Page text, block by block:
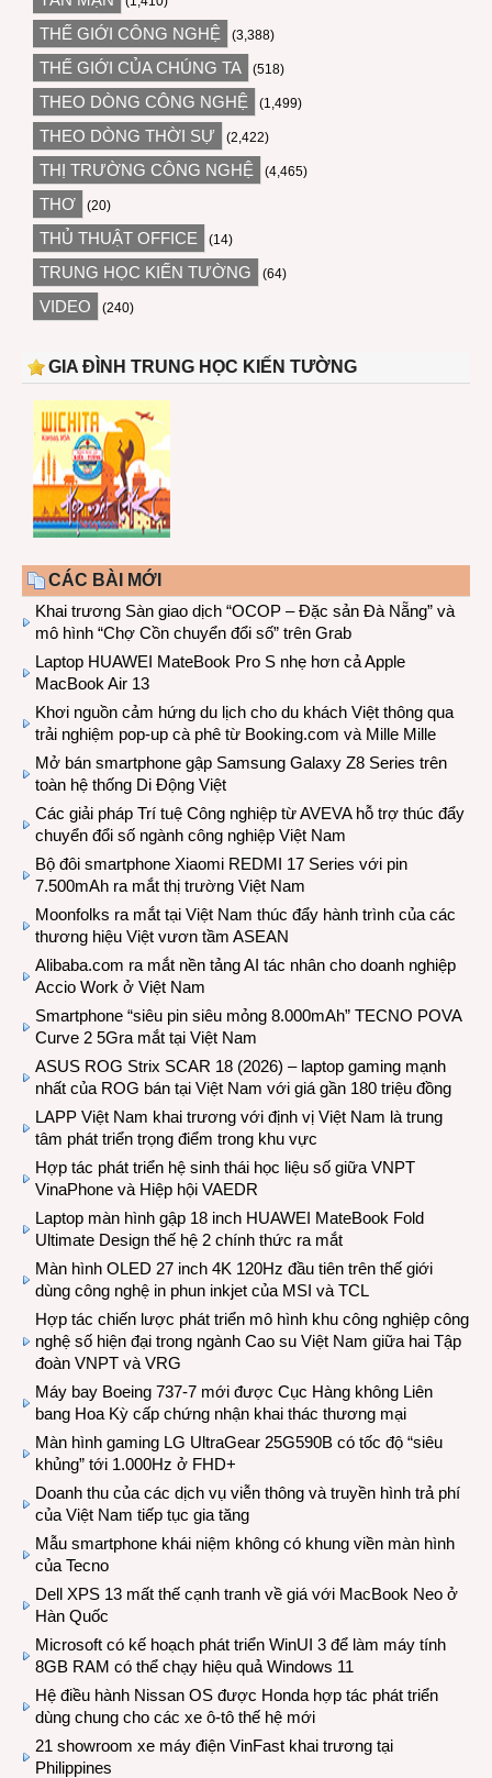
THẾ GIỚI CÔNG NGHỆ (3,388)
THẾ GIỚI CỦA CHÚNG TA (518)
THEO DÒNG CÔNG NGHỆ (1,499)
THEO DÒNG THỜI SỰ (2,422)
THỊ TRƯỜNG CÔNG NGHỆ (4,465)
THƠ (20)
THỦ THUẬT OFFICE (14)
TRUNG HỌC KIẾN TƯỜNG (64)
VIDEO (240)
GIA ĐÌNH TRUNG HỌC KIẾN TƯỜNG
CÁC BÀI MỚI
Khai trương Sàn giao dịch “OCOP – Đặc sản Đà Nẵng” và
mô hình “Chợ Cồn chuyển đổi số” trên Grab
Laptop HUAWEI MateBook Pro S nhẹ hơn cả Apple
MacBook Air 13
Khơi nguồn cảm hứng du lịch cho du khách Việt thông qua
trải nghiệm pop-up cà phê từ Booking.com và Mille Mille
Mở bán smartphone gập Samsung Galaxy Z8 Series trên
toàn hệ thống Di Động Việt
Các giải pháp Trí tuệ Công nghiệp từ AVEVA hỗ trợ thúc đẩy
chuyển đổi số ngành công nghiệp Việt Nam
Bộ đôi smartphone Xiaomi REDMI 17 Series với pin
7.500mAh ra mắt thị trường Việt Nam
Moonfolks ra mắt tại Việt Nam thúc đẩy hành trình của các
thương hiệu Việt vươn tầm ASEAN
Alibaba.com ra mắt nền tảng AI tác nhân cho doanh nghiệp
Accio Work ở Việt Nam
Smartphone “siêu pin siêu mỏng 8.000mAh” TECNO POVA
Curve 2 5Gra mắt tại Việt Nam
ASUS ROG Strix SCAR 18 (2026) – laptop gaming mạnh
nhất của ROG bán tại Việt Nam với giá gần 180 triệu đồng
LAPP Việt Nam khai trương với định vị Việt Nam là trung
tâm phát triển trọng điểm trong khu vực
Hợp tác phát triển hệ sinh thái học liệu số giữa VNPT
VinaPhone và Hiệp hội VAEDR
Laptop màn hình gập 18 inch HUAWEI MateBook Fold
Ultimate Design thế hệ 2 chính thức ra mắt
Màn hình OLED 27 inch 4K 120Hz đầu tiên trên thế giới
dùng công nghệ in phun inkjet của MSI và TCL
Hợp tác chiến lược phát triển mô hình khu công nghiệp công
nghệ số hiện đại trong ngành Cao su Việt Nam giữa hai Tập
đoàn VNPT và VRG
Máy bay Boeing 737-7 mới được Cục Hàng không Liên
bang Hoa Kỳ cấp chứng nhận khai thác thương mại
Màn hình gaming LG UltraGear 25G590B có tốc độ “siêu
khủng” tới 1.000Hz ở FHD+
Doanh thu của các dịch vụ viễn thông và truyền hình trả phí
của Việt Nam tiếp tục gia tăng
Mẫu smartphone khái niệm không có khung viền màn hình
của Tecno
Dell XPS 13 mất thế cạnh tranh về giá với MacBook Neo ở
Hàn Quốc
Microsoft có kế hoạch phát triển WinUI 3 để làm máy tính
8GB RAM có thể chạy hiệu quả Windows 11
Hệ điều hành Nissan OS được Honda hợp tác phát triển
dùng chung cho các xe ô-tô thế hệ mới
21 showroom xe máy điện VinFast khai trương tại
Philippines